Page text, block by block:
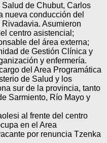
de Chubut, Carlos
nueva conducción del
Asumieron
centro asistencial;
del área externa;
de Gestión Clínica y
y enfermería.
del Area Programática
de Salud y los
sur de la provincia, tanto
Sarmiento, Río Mayo y
al frente del centro
en el Area
por renuncia Tzenka